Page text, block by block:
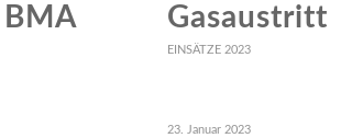
Gasaustritt
EINSÄTZE 2023
23. Januar 2023